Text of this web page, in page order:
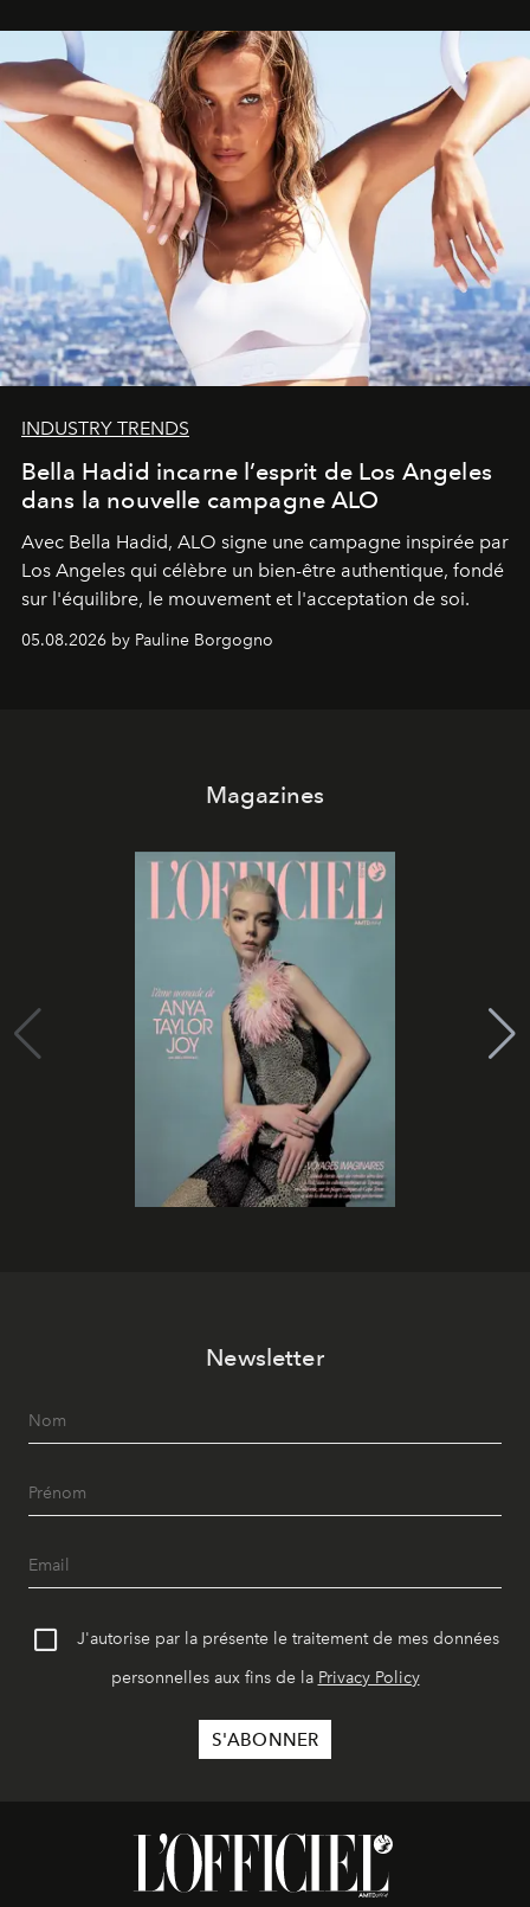
INDUSTRY TRENDS
Bella Hadid incarne l’esprit de Los Angeles
dans la nouvelle campagne ALO
Avec Bella Hadid, ALO signe une campagne inspirée par
Los Angeles qui célèbre un bien-être authentique, fondé
sur l'équilibre, le mouvement et l'acceptation de soi.
05.08.2026 by Pauline Borgogno
Magazines
Newsletter
J'autorise par la présente le traitement de mes données
personnelles aux fins de la Privacy Policy